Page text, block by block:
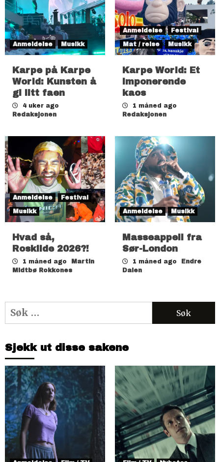
Anmeldelse Musikk
Karpe på Karpe
World: Kunsten å
gi litt faen
4 uker ago
Redaksjonen
Anmeldelse
Festival
Mat / reise
Musikk
Karpe World: Et
imponerende
kaos
1 måned ago
Redaksjonen
Anmeldelse
Festival
Musikk
Hvad så,
Roskilde 2026?!
1 måned ago
Martin
Midtbø Rokkones
Anmeldelse Musikk
Masseappell fra
Sør-London
1 måned ago
Endre
Dalen
Søk
etter:
Sjekk ut disse sakene